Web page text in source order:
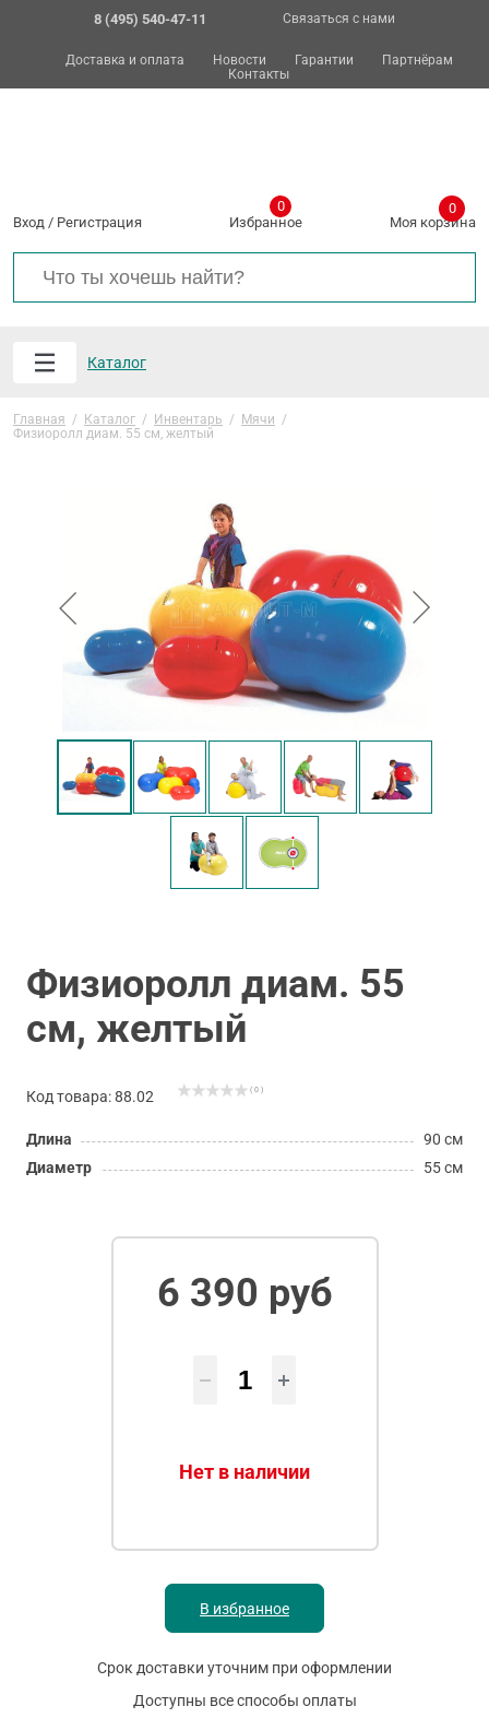
8 (495) 540-47-11 Связаться с нами
Доставка и оплата Новости Гарантии
Партнёрам
Контакты
Вход / Регистрация Избранное
0
Моя корзина
0
Каталог
Главная / Каталог / Инвентарь / Мячи /
Физиоролл диам. 55 см, желтый
Физиоролл диам. 55
см, желтый
Код товара: 88.02 ( 0 )
Длина
90 см
Диаметр
55 см
6 390 руб
Нет в наличии
В избранное
Срок доставки уточним при оформлении
Доступны все способы оплаты